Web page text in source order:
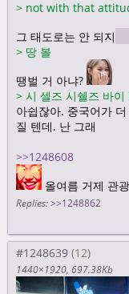
> not with that
그 태도로는 안 되지
> 땅 볼
땡벌 거 아냐?
> 시 셀즈 시쉘즈 바이
아쉽잖아. 중국어가
질 텐데. 난 그래
>>1248608
올여름 거제 관
Replies: >>1248862
#1248639
1440×1920 697.38Kb